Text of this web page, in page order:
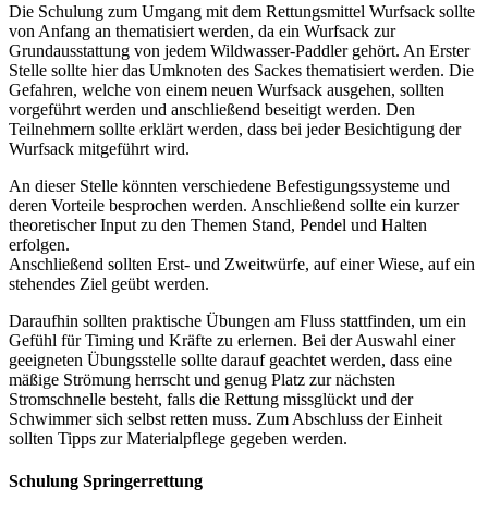
Die Schulung zum Umgang mit dem Rettungsmittel Wurfsack sollte
von Anfang an thematisiert werden, da ein Wurfsack zur
Grundausstattung von jedem Wildwasser-Paddler gehört. An Erster
Stelle sollte hier das Umknoten des Sackes thematisiert werden. Die
Gefahren, welche von einem neuen Wurfsack ausgehen, sollten
vorgeführt werden und anschließend beseitigt werden. Den
Teilnehmern sollte erklärt werden, dass bei jeder Besichtigung der
Wurfsack mitgeführt wird.
An dieser Stelle könnten verschiedene Befestigungssysteme und
deren Vorteile besprochen werden. Anschließend sollte ein kurzer
theoretischer Input zu den Themen Stand, Pendel und Halten
erfolgen.
Anschließend sollten Erst- und Zweitwürfe, auf einer Wiese, auf ein
stehendes Ziel geübt werden.
Daraufhin sollten praktische Übungen am Fluss stattfinden, um ein
Gefühl für Timing und Kräfte zu erlernen. Bei der Auswahl einer
geeigneten Übungsstelle sollte darauf geachtet werden, dass eine
mäßige Strömung herrscht und genug Platz zur nächsten
Stromschnelle besteht, falls die Rettung missglückt und der
Schwimmer sich selbst retten muss. Zum Abschluss der Einheit
sollten Tipps zur Materialpflege gegeben werden.
Schulung Springerrettung